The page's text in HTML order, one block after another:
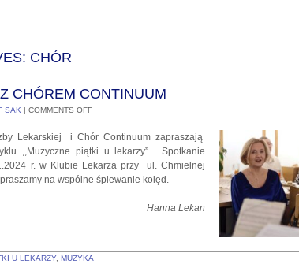
CHÓR
CHÓREM CONTINUUM
SAK | COMMENTS OFF
Lekarskiej i Chór Continuum zapraszają
,,Muzyczne piątki u lekarzy” . Spotkanie
r. w Klubie Lekarza przy ul. Chmielnej
na wspólne śpiewanie kolęd.
Hanna Lekan
U LEKARZY, MUZYKA